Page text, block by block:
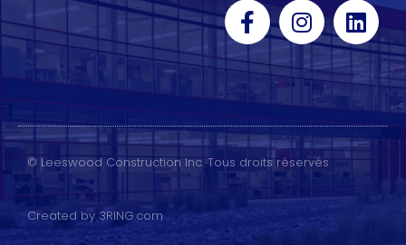
© Leeswood Construction Inc. Tous droits réservés
Created by 3RING.com